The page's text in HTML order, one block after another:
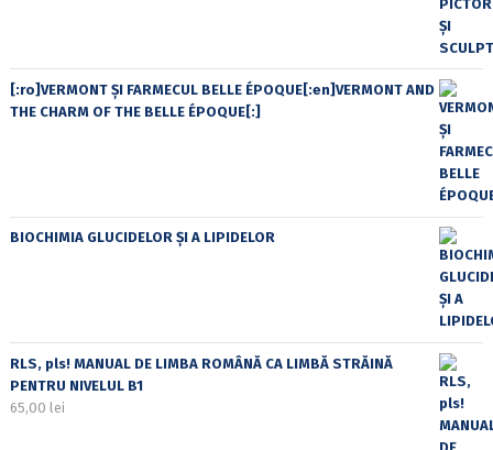
[:ro]VERMONT ȘI FARMECUL BELLE ÉPOQUE[:en]VERMONT AND
THE CHARM OF THE BELLE ÉPOQUE[:]
BIOCHIMIA GLUCIDELOR ȘI A LIPIDELOR
RLS, pls! MANUAL DE LIMBA ROMÂNĂ CA LIMBĂ STRĂINĂ
PENTRU NIVELUL B1
65,00 lei